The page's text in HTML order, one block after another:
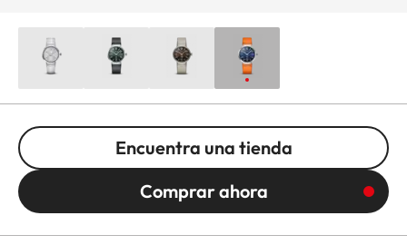
Encuentra una tienda
Comprar ahora